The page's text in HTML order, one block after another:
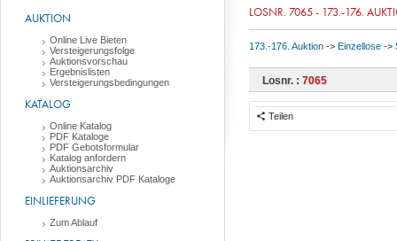
AUKTION
Online Live Bieten
Versteigerungsfolge
Auktionsvorschau
Ergebnislisten
Versteigerungsbedingungen
KATALOG
Online Katalog
PDF Kataloge
PDF Gebotsformular
Katalog anfordern
Auktionsarchiv
Auktionsarchiv PDF Kataloge
EINLIEFERUNG
Zum Ablauf
LOSNR. 7065 - 173.-176.
173.-176. Auktion -> Einzellose ->
Losnr. : 7065
Teilen